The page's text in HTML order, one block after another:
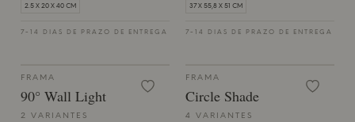
2.5 X 20 X 40 CM
7-14 DIAS DE PRAZO DE ENTREGA
37 X 55,8 X 51 CM
7-14 DIAS DE PRAZO DE ENTREGA
FRAMA
90° Wall Light
2 VARIANTES
FRAMA
Circle Shade
4 VARIANTES